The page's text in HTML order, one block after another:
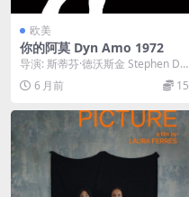
欧美
你的阿莫 Dyn Amo 1972
导演: 斯蒂芬·德沃斯金 Stephen Dw
oskin 编剧: 斯蒂芬·德沃斯...
6 月前 15